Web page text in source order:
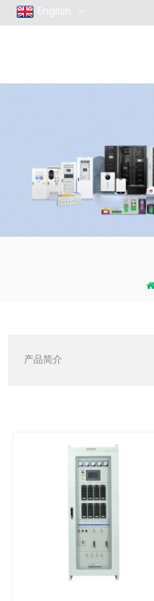
English
产品简介